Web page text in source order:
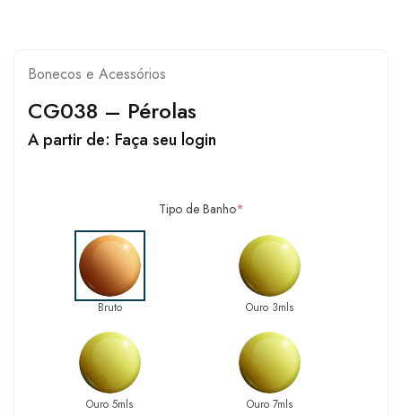
Bonecos e Acessórios
CG038 – Pérolas
A partir de: Faça seu login
Tipo de Banho*
Bruto Ouro 3mls
Ouro 5mls Ouro 7mls